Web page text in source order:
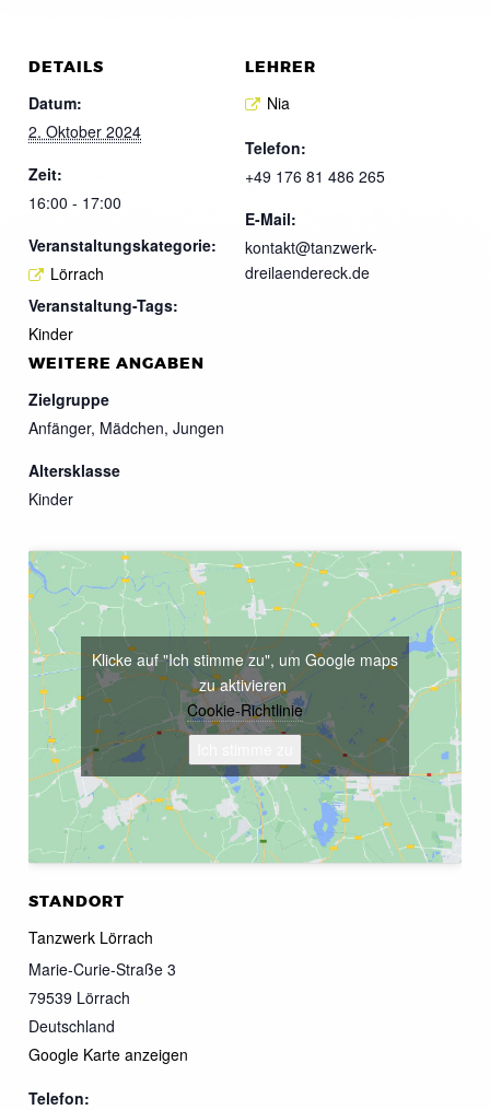
DETAILS
Datum:
2. Oktober 2024
Zeit:
16:00 - 17:00
Veranstaltungskategorie:
Lörrach
Veranstaltung-Tags:
Kinder
LEHRER
Nia
Telefon:
+49 176 81 486 265
E-Mail:
kontakt@tanzwerk-
dreilaendereck.de
WEITERE ANGABEN
Zielgruppe
Anfänger, Mädchen, Jungen
Altersklasse
Kinder
STANDORT
Tanzwerk Lörrach
Marie-Curie-Straße 3
79539 Lörrach
Deutschland
Google Karte anzeigen
Telefon:
Klicke auf "Ich stimme zu", um Google maps
zu aktivieren
Cookie-Richtlinie